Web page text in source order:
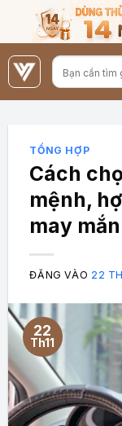
nội
dung
TỔNG HỢP
Cách
mệnh,
may mắn
ĐĂNG VÀO 22
22
Th11